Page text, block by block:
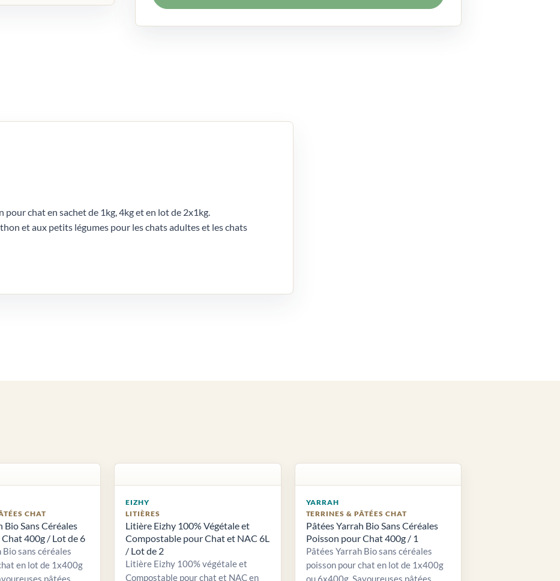
chat en sachet de 1kg, 4kg et en lot de 2x1kg.
et aux petits légumes pour les chats adultes et les chats
CHAT
Bio Sans Céréales
400g / Lot de 6
Bio sans céréales
en lot de 1x400g
pâtées
EIZHY
LITIÈRES
Litière Eizhy 100% Végétale et
Compostable pour Chat et NAC 6L
/ Lot de 2
Litière Eizhy 100% végétale et
Compostable pour chat et NAC en
YARRAH
TERRINES & PÂTÉES CHAT
Pâtées Yarrah Bio Sans Céréales
Poisson pour Chat 400g / 1
Pâtées Yarrah Bio sans céréales
poisson pour chat en lot de 1x400g
ou 6x400g. Savoureuses pâtées